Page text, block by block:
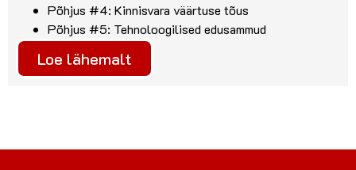
Põhjus #4: Kinnisvara väärtuse tõus
Põhjus #5: Tehnoloogilised edusammud
Loe lähemalt